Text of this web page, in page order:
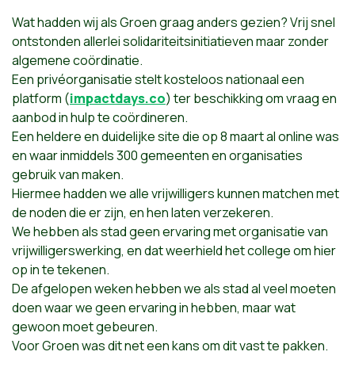
Wat hadden wij als Groen graag anders gezien? Vrij snel
ontstonden allerlei solidariteitsinitiatieven maar zonder
algemene coördinatie.
Een privéorganisatie stelt kosteloos nationaal een
platform (impactdays.co) ter beschikking om vraag en
aanbod in hulp te coördineren.
Een heldere en duidelijke site die op 8 maart al online was
en waar inmiddels 300 gemeenten en organisaties
gebruik van maken.
Hiermee hadden we alle vrijwilligers kunnen matchen met
de noden die er zijn, en hen laten verzekeren.
We hebben als stad geen ervaring met organisatie van
vrijwilligerswerking, en dat weerhield het college om hier
op in te tekenen.
De afgelopen weken hebben we als stad al veel moeten
doen waar we geen ervaring in hebben, maar wat
gewoon moet gebeuren.
Voor Groen was dit net een kans om dit vast te pakken.